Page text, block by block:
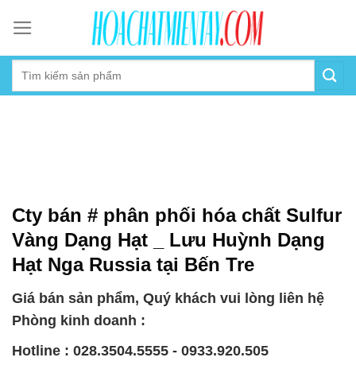
content
Cty bán # phân phối hóa chất Sulfur
Vàng Dạng Hạt _ Lưu Huỳnh Dạng
Hạt Nga Russia tại Bến Tre
Giá bán sản phẩm, Quý khách vui lòng liên hệ
Phòng kinh doanh :
Hotline : 028.3504.5555 - 0933.920.505